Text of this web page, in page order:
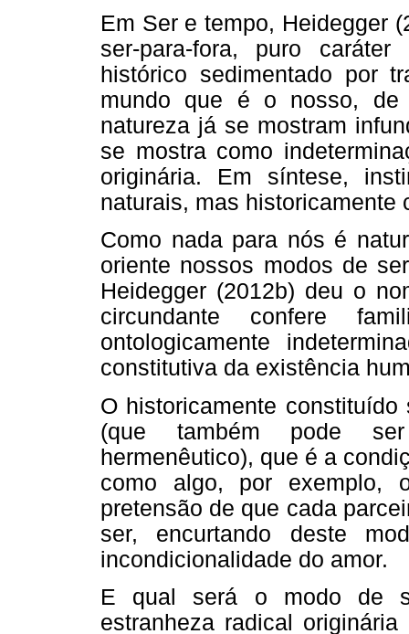
Em Ser e tempo, Heidegger
ser-para-fora, puro
histórico sedimentado por
mundo que é o nosso, de
natureza já se mostram
se mostra como
originária. Em síntese,
naturais, mas historicamente
Como nada para nós é
oriente nossos modos de
Heidegger (2012b) deu o
circundante confere
ontologicamente
constitutiva da existência
O historicamente
(que também pode ser
hermenêutico), que é a
como algo, por exemplo,
pretensão de que cada
ser, encurtando deste
incondicionalidade do amor.
E qual será o modo de
estranheza radical